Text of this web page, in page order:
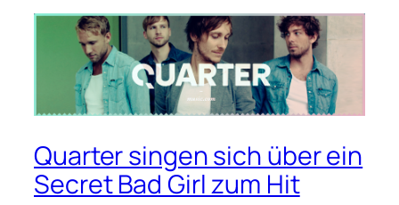
Quarter singen sich über ein
Secret Bad Girl zum Hit